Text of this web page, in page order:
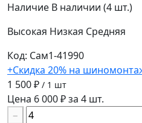
Наличие В наличии (4 шт.)
Высокая Низкая Средняя
Код: Сам1-41990
+Скидка 20% на
1 500 ₽ / 1 шт
Цена 6 000 ₽ за 4 шт.
−